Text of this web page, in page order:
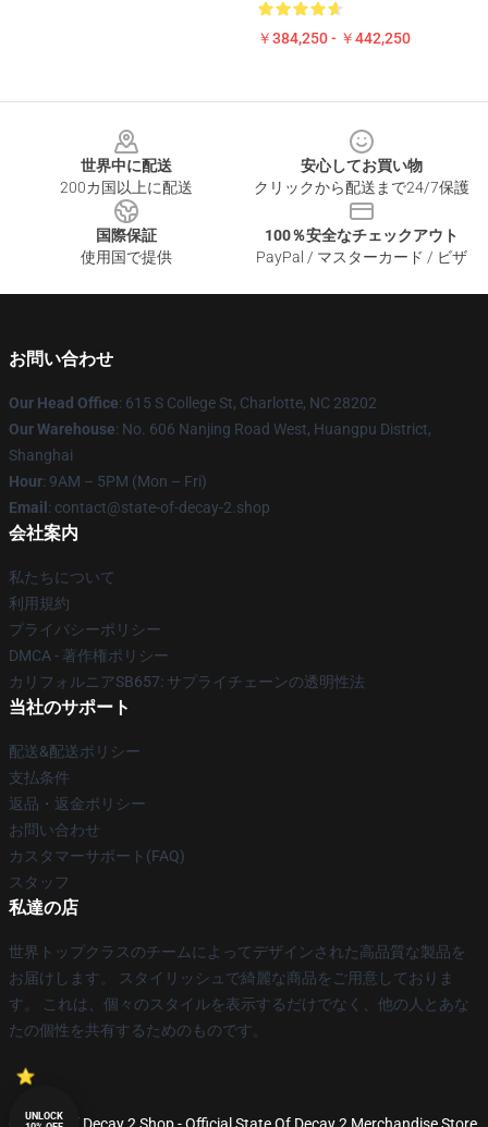
￥384,250 - ￥442,250
世界中に配送
200カ国以上に配送
安心してお買い物
クリックから配送まで24/7保護
国際保証
使用国で提供
100％安全なチェックアウト
PayPal / マスターカード / ビザ
お問い合わせ
Our Head Office: 615 S College St, Charlotte, NC 28202
Our Warehouse: No. 606 Nanjing Road West, Huangpu District,
Shanghai
Hour: 9AM – 5PM (Mon – Fri)
Email : contact@state-of-decay-2.shop
会社案内
私たちについて
利用規約
プライバシーポリシー
DMCA - 著作権ポリシー
カリフォルニアSB657: サプライチェーンの透明性法
当社のサポート
配送&配送ポリシー
支払条件
返品・返金ポリシー
お問い合わせ
カスタマーサポート(FAQ)
スタッフ
私達の店
世界トップクラスのチームによってデザインされた高品質な製品を
お届けします。 スタイリッシュで綺麗な商品をご用意しておりま
す。 これは、個々のスタイルを表示するだけでなく、他の人とあな
たの個性を共有するためのものです。
UNLOCK